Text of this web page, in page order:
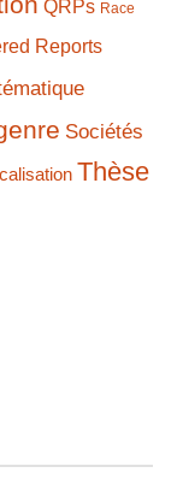
QRPs Race
Reports
Sociétés
Thèse